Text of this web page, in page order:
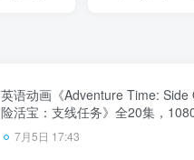
英语动画《Adventure Time: Side
险活宝：支线任务》全20集，
频带英文字幕，百度云网盘下载！
7月5日 17:43